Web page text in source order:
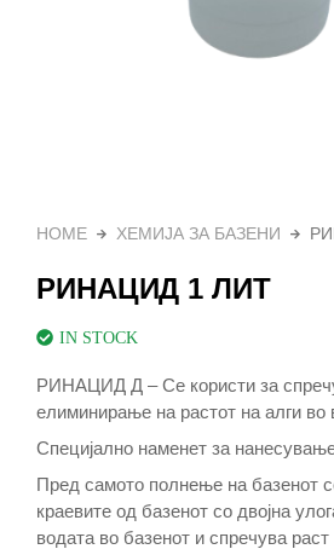
HOME ХЕМИЈА ЗА БАЗЕНИ
РИНАЦИД 1 ЛИТ
IN STOCK
РИНАЦИД Д – Се користи за
елиминирање на растот на алги во
Специјално наменет за
Пред самото полнење на базенот
краевите од базенот со двојна
водата во базенот и спречува раст